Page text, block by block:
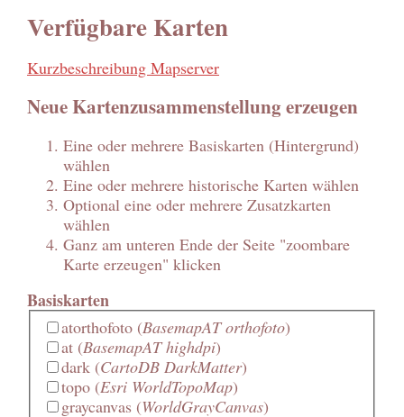
Verfügbare Karten
Kurzbeschreibung Mapserver
Neue Kartenzusammenstellung erzeugen
Eine oder mehrere Basiskarten (Hintergrund)
wählen
Eine oder mehrere historische Karten wählen
Optional eine oder mehrere Zusatzkarten
wählen
Ganz am unteren Ende der Seite "zoombare
Karte erzeugen" klicken
Basiskarten
atorthofoto(BasemapAT orthofoto)
at(BasemapAT highdpi)
dark(CartoDB DarkMatter)
topo(Esri WorldTopoMap)
graycanvas(WorldGrayCanvas)